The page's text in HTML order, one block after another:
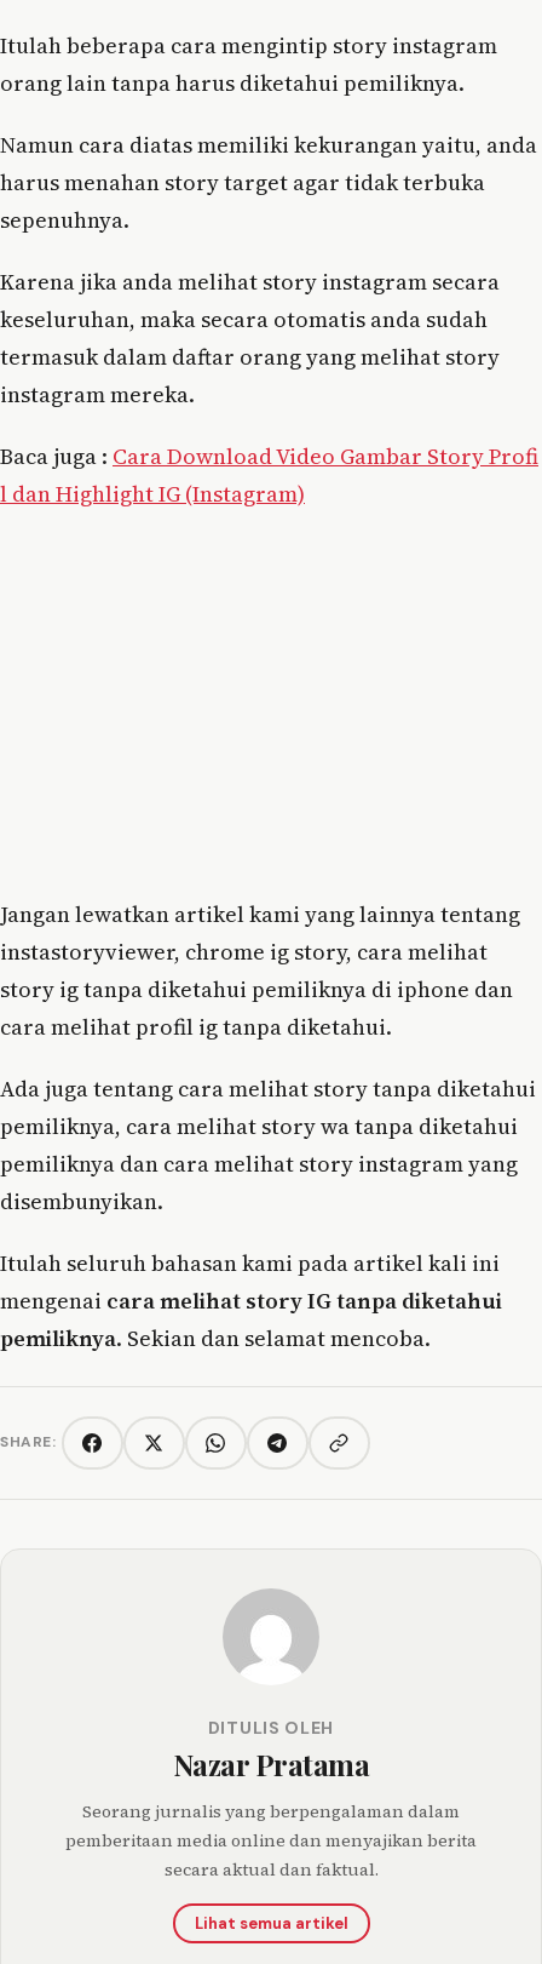
Itulah beberapa cara mengintip story instagram
orang lain tanpa harus diketahui pemiliknya.
Namun cara diatas memiliki kekurangan yaitu, anda
harus menahan story target agar tidak terbuka
sepenuhnya.
Karena jika anda melihat story instagram secara
keseluruhan, maka secara otomatis anda sudah
termasuk dalam daftar orang yang melihat story
instagram mereka.
Baca juga : Cara Download Video Gambar Story Profi
l dan Highlight IG (Instagram)
Jangan lewatkan artikel kami yang lainnya tentang
instastoryviewer, chrome ig story, cara melihat
story ig tanpa diketahui pemiliknya di iphone dan
cara melihat profil ig tanpa diketahui.
Ada juga tentang cara melihat story tanpa diketahui
pemiliknya, cara melihat story wa tanpa diketahui
pemiliknya dan cara melihat story instagram yang
disembunyikan.
Itulah seluruh bahasan kami pada artikel kali ini
mengenai cara melihat story IG tanpa diketahui
pemiliknya. Sekian dan selamat mencoba.
SHARE: FacebookTwitter/XWhatsAppTelegramCopy link
DITULIS OLEH
Nazar Pratama
Seorang jurnalis yang berpengalaman dalam
pemberitaan media online dan menyajikan berita
secara aktual dan faktual.
Lihat semua artikel